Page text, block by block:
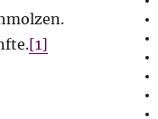
[1]